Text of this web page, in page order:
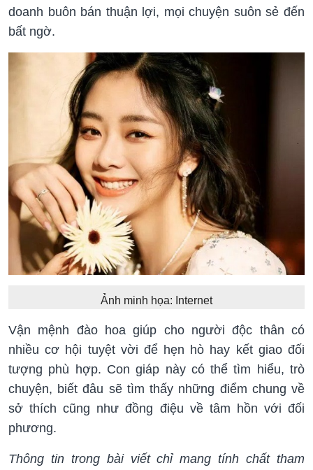
doanh buôn bán thuận lợi, mọi chuyện suôn sẻ đến
bất ngờ.
Ảnh minh họa: Internet
Vận mệnh đào hoa giúp cho người độc thân có
nhiều cơ hội tuyệt vời để hẹn hò hay kết giao đối
tượng phù hợp. Con giáp này có thể tìm hiểu, trò
chuyện, biết đâu sẽ tìm thấy những điểm chung về
sở thích cũng như đồng điệu về tâm hồn với đối
phương.
Thông tin trong bài viết chỉ mang tính chất tham